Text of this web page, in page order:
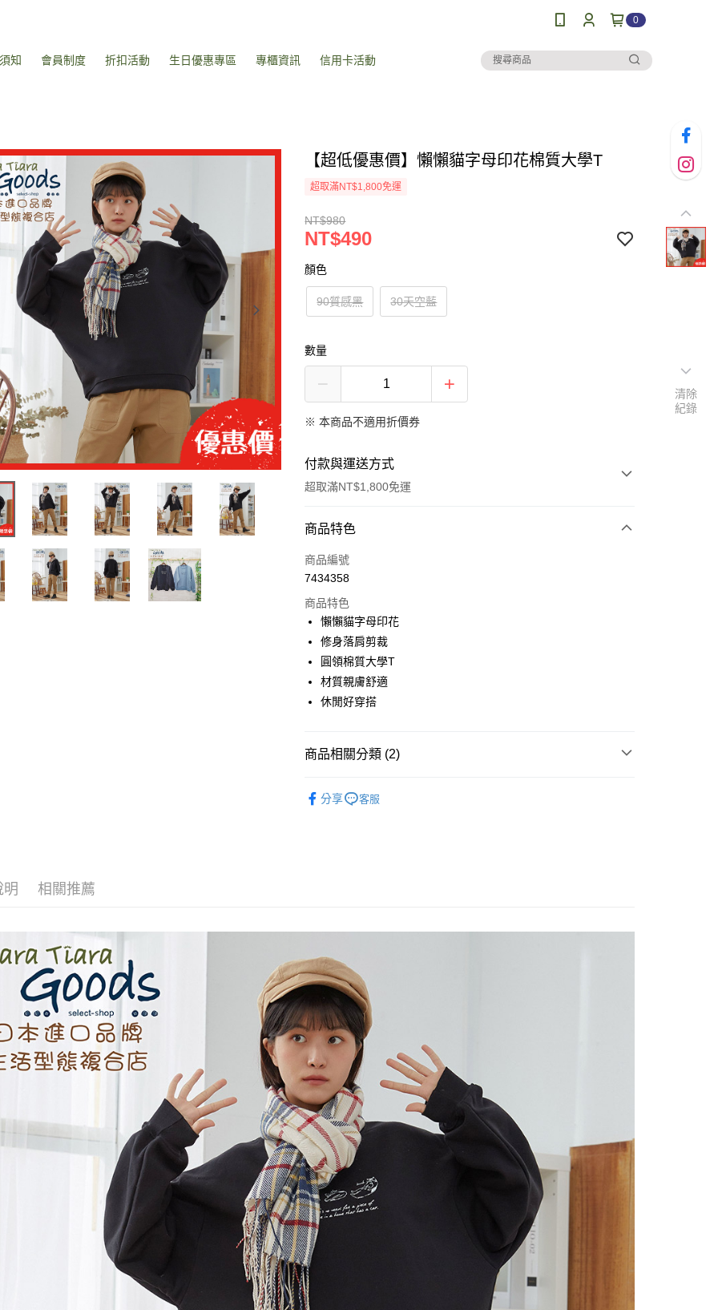
0
知 會員制度 折扣活動 生日優惠專區 專櫃資訊 信用卡活動
【超低優惠價】懶懶貓字母印花棉質大學T
超取滿NT$1,800免運
NT$980
NT$490
顏色
90質感黑 30天空藍
數量
※ 本商品不適用折價券
付款與運送方式
超取滿NT$1,800免運
付款方式
信用卡一次付款
Apple Pay
街口支付
悠遊付
AFTEE先享後付
AFTEE先享後付是「在收到商品之後才付款」的支付方式。 讓您購物簡單
２．便利：只要手機號碼，簡訊認證，即可結帳。
先享後付繳納相關費用。
※ 交易是否成功請以「AFTEE先享後付 」之結帳頁面顯示為準，若有關於
是否繳費成功／繳費後需取消欲退款等相關疑問，請聯繫「AFTEE先享後
付客戶支援中心」
【注意事項】
１．透過由恩沛科技股份有限公司提供之「AFTEE先享後付」服務完成之
交易，需依本服務之必要範圍內提供個人資料，並將交易相關給付款項請
求債權轉讓予恩沛科技股份有限公司。
２．關於個人資料處理事宜，請瀏覽以下網址：
https://aftee.tw/terms/#terms3
３．未成年的使用者請事先徵得法定代理人或監護人之同意方可使用
「AFTEE先享後付」，若未經同意申辦者引起之損失，本公司不負相關責
任。
４．使用「AFTEE先享後付」時，將依據個別帳號之用戶狀況，依本公司
即時審查核予不同之上限額度；若仍有額度不足之情形，本公司將視審查
結果請求用戶進行身份認證。
５．嚴禁一人註冊多個帳號或使用他人資訊註冊。若發現惡意使用之情
形，恩沛科技股份有限公司將有權停止該用戶之使用額度並採取法律行
動。
ATM付款
運送方式
每筆NT$60，滿NT$2,000(含以上)免運費
付款後7-11取貨
每筆NT$60，滿NT$2,000(含以上)免運費
黑貓宅急便(包裹尺寸60cm以下)
每筆NT$100，滿NT$2,000(含以上)免運費
黑貓宅急便(包裹尺寸90cm以下)
每筆NT$140，滿NT$2,000(含以上)免運費
商品特色
商品編號
7434358
商品特色
懶懶貓字母印花
修身落肩剪裁
圓領棉質大學T
材質親膚舒適
休閒好穿搭
商品相關分類 (2)
分享 客服
明 相關推薦
清除
紀錄